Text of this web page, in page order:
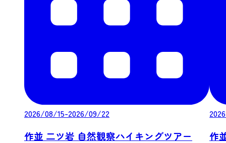
2026/08/15-2026/09/22
作並 二ツ岩 自然観察ハイキングツアー 作